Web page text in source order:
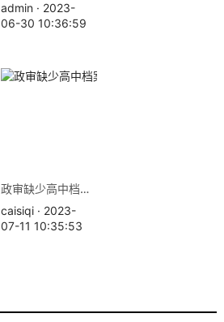
admin · 2023-
06-30 10:36:59
政审缺少高中档案怎么办
caisiqi · 2023-
07-11 10:35:53